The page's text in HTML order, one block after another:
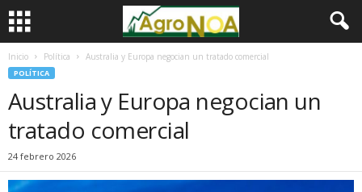
Inicio Política Australia y Europa negocian un tratado comercial
POLÍTICA
Australia y Europa negocian un
tratado comercial
24 febrero 2026